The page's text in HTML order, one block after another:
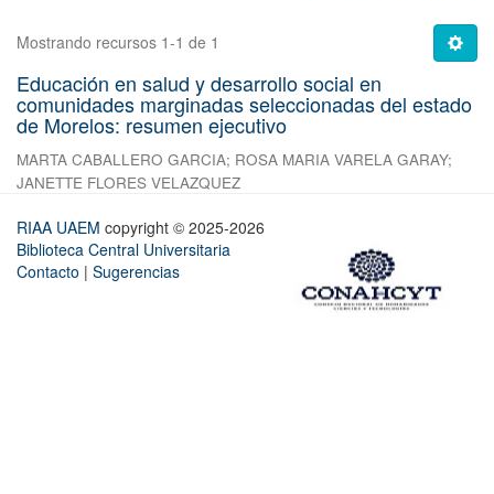
Mostrando recursos 1-1 de 1
Educación en salud y desarrollo social en
comunidades marginadas seleccionadas del estado
de Morelos: resumen ejecutivo
MARTA CABALLERO GARCIA; ROSA MARIA VARELA GARAY;
JANETTE FLORES VELAZQUEZ
RIAA UAEM copyright © 2025-2026
Biblioteca Central Universitaria
Contacto | Sugerencias